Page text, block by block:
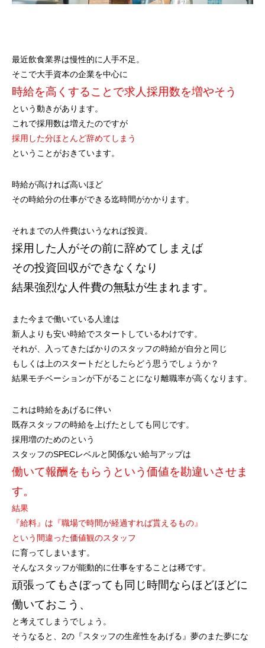
最近飲食業界は慢性的に人手不足。
そこで大手資本の企業を中心に
時給を高くすることで求人採用数を増やそう
という動きがあります。
これで採用数は増えたのですが
採用した分ほとんど辞めてしまう
ということがおきています。
時給が高ければ高いほど
その時給分の仕事ができる迄時間がかかります。
それまでの人件費はいうなれば投資。
採用した人がその前に辞めてしまえば
その投資回収ができなくなり
結果強烈な人件費の無駄が生まれます。
また今まで働いている人達は
新人よりも安い時給でスタートしているわけです。
それが、入ってきたばかりのスタッフの時給が自分と同じ
もしくは上のスタートだとしたらどう思うでしょうか？
結果モチベーションが下がることになり離職率が高くなります。
これは時給をあげるに伴い
既存スタッフの時給を上げたとしても同じです。
採用増のためのという
スタッフのSPECレベルと関係ない給与アップは
働いて報酬をもらうという価値を勘違いさせま
す。
結果
『給料』は『職場で時間が経過すれば貰えるもの』
という間違った価値観のスタッフ
に育ってしまいます。
そんなスタッフが能動的に仕事をすることは稀です。
頑張ってもさぼっても同じ時間ならほどほどに
働いておこう、
と考えてしまうでしょう。
そうなると、2の『スタッフの生産性をあげる』夢のまた夢にな